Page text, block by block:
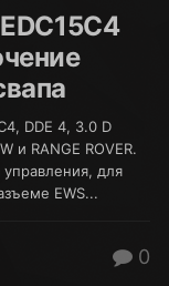
DDE 4, 3.0 D
и RANGE ROVER.
для
EWS...
0